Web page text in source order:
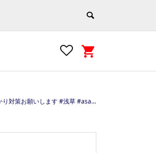
#ウィズコロナ https://e-asakusa.jp